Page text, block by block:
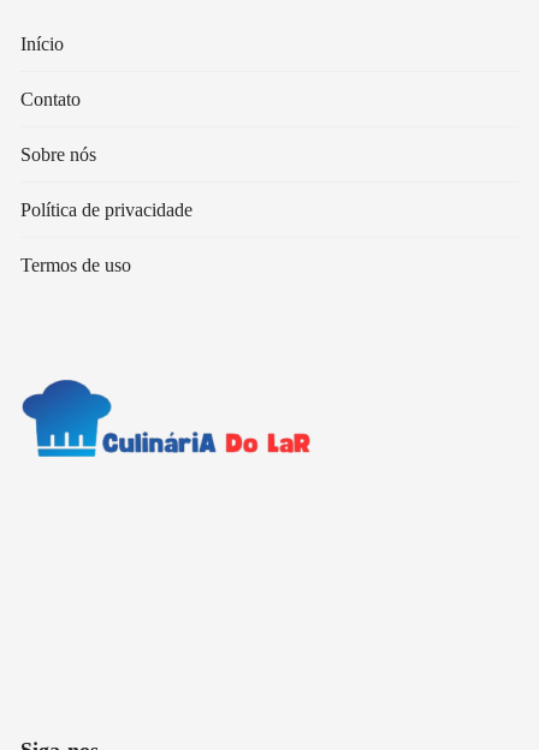
Início
Contato
Sobre nós
Política de privacidade
Termos de uso